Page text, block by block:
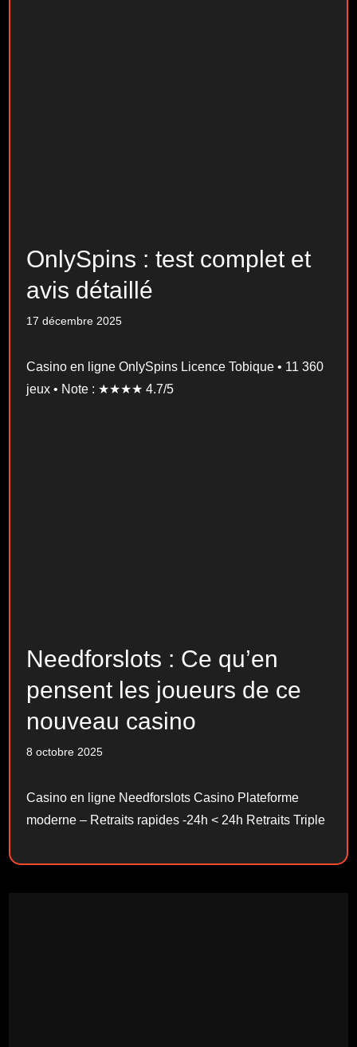
OnlySpins : test complet et
avis détaillé
17 décembre 2025
Casino en ligne OnlySpins Licence Tobique • 11 360
jeux • Note : ★★★★ 4.7/5
Needforslots : Ce qu’en
pensent les joueurs de ce
nouveau casino
8 octobre 2025
Casino en ligne Needforslots Casino Plateforme
moderne – Retraits rapides -24h < 24h Retraits Triple